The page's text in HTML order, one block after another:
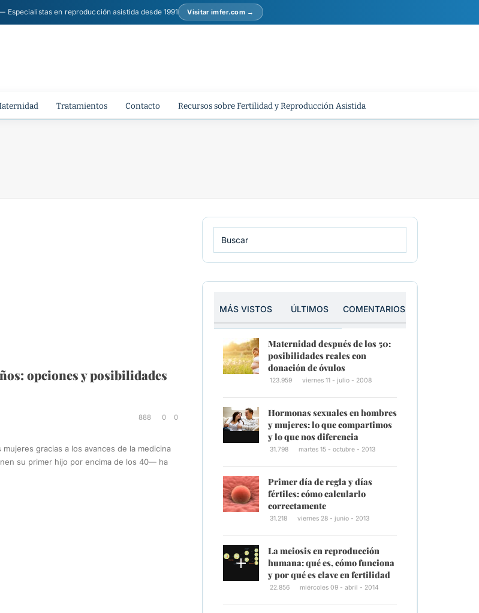
Especialistas en reproducción asistida desde 1991 Visitar imfer.com →
Tratamientos Contacto Recursos sobre Fertilidad y Reproducción Asistida
opciones y posibilidades
888 0 0
gracias a los avances de la medicina
su primer hijo por encima de los 40— ha
MÁS VISTOS ÚLTIMOS COMENTARIOS
Maternidad después de los 50:
posibilidades reales con
donación de óvulos
123.959 viernes 11 - julio - 2008
Hormonas sexuales en hombres
y mujeres: lo que compartimos
y lo que nos diferencia
31.798 martes 15 - octubre - 2013
Primer día de regla y días
fértiles: cómo calcularlo
correctamente
31.218 viernes 28 - junio - 2013
La meiosis en reproducción
humana: qué es, cómo funciona
y por qué es clave en fertilidad
22.856 miércoles 09 - abril - 2014